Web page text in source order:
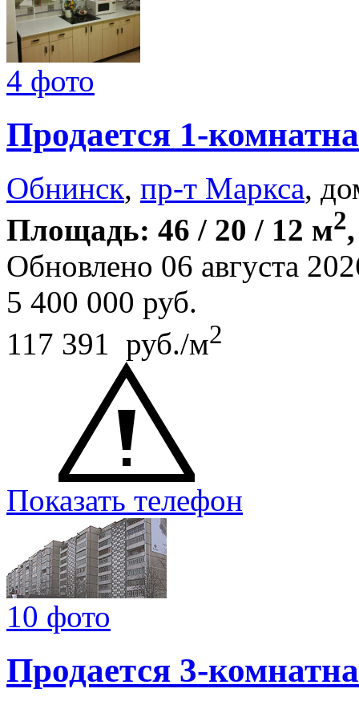
4 фото
Продается 1-
Обнинск, пр-т Маркса,
Площадь: 46 / 20 / 12 м2
Обновлено 06 августа
5 400 000 руб.
117 391 руб./м2
Показать телефон
10 фото
Продается 3-